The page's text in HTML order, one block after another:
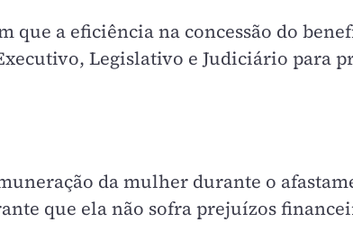
que a eficiência na concessão do
Legislativo e Judiciário para
da mulher durante o
que ela não sofra prejuízos